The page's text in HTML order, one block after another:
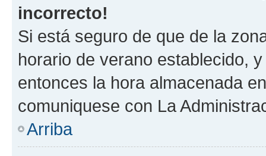
incorrecto!
Si está seguro de que de la
horario de verano establecido,
entonces la hora almacenada
comuniquese con La
Arriba